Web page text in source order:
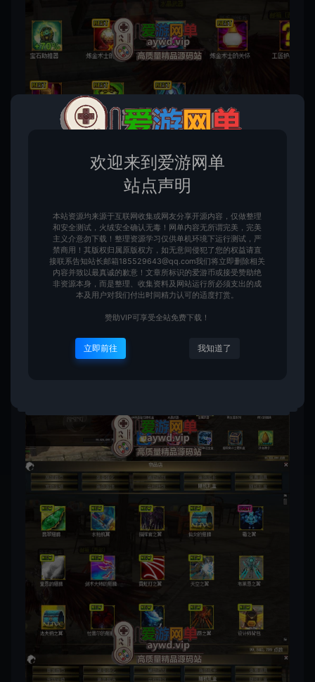
欢迎来到爱游网单
站点声明
本站资源均来源于互联网收集或网友分享开源内容，仅做整理
和安全测试，火绒安全确认无毒！网单内容无所谓完美，完美
主义介意勿下载！整理资源学习仅供单机环境下运行测试，严
禁商用！其版权归属原版权方，如无意间侵犯了您的权益请直
接联系告知站长邮箱185529643@qq.com我们将立即删除相关
内容并致以最真诚的歉意！文章所标识的爱游币或接受赞助绝
非资源本身，而是整理、收集资料及网站运行所必须支出的成
本及用户对我们付出时间精力认可的适度打赏。
赞助VIP可享受全站免费下载！
立即前往 我知道了